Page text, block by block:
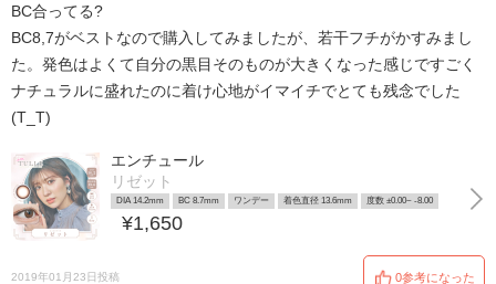
BC合ってる?
BC8,7がベストなので購入してみましたが、若干フチがかすみまし
た。発色はよくて自分の黒目そのものが大きくなった感じですごく
ナチュラルに盛れたのに着け心地がイマイチでとても残念でした
(T_T)
エンチュール
リゼット
DIA 14.2mm BC 8.7mm ワンデー 着色直径 13.6mm 度数 ±0.00~ -8.00
¥1,650
2019年01月23日投稿 0参考になった